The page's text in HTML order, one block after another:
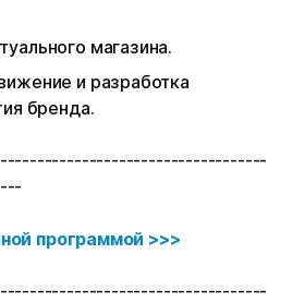
магазина.
и разработка
бренда.
программой >>>